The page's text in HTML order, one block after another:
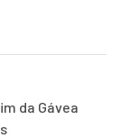
da Gávea